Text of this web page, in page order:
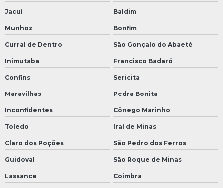
Jacuí Baldim
Munhoz Bonfim
Curral de Dentro São Gonçalo do Abaeté
Inimutaba Francisco Badaró
Confins Sericita
Maravilhas Pedra Bonita
Inconfidentes Cônego Marinho
Toledo Iraí de Minas
Claro dos Poções São Pedro dos Ferros
Guidoval São Roque de Minas
Lassance Coimbra